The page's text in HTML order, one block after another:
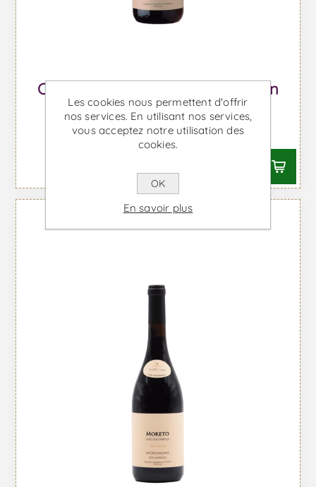
Chão dos Eremitas Castelão - Vin
Rouge
À partir de €28,40 TTC
Les cookies nous permettent d'offrir
nos services. En utilisant nos services,
vous acceptez notre utilisation des
cookies.
OK
En savoir plus